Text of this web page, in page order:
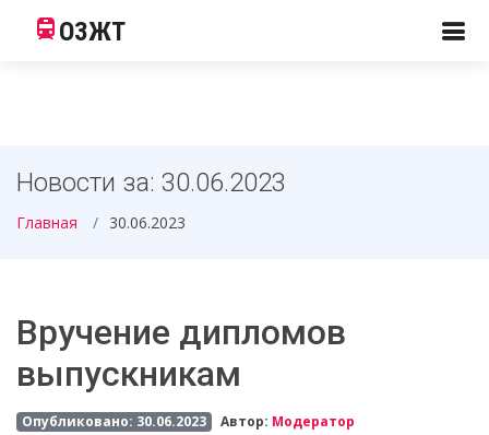
ОЗЖТ
Новости за: 30.06.2023
Главная 30.06.2023
Вручение дипломов
выпускникам
Опубликовано: 30.06.2023 Автор: Модератор